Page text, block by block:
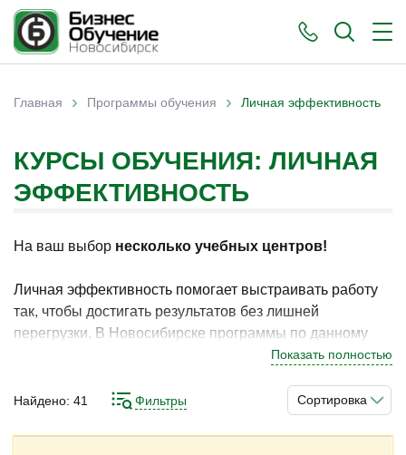
Главная › Программы обучения › Личная эффективность
КУРСЫ ОБУЧЕНИЯ: ЛИЧНАЯ
ЭФФЕКТИВНОСТЬ
На ваш выбор несколько учебных центров!
Личная эффективность помогает выстраивать работу
так, чтобы достигать результатов без лишней
перегрузки. В Новосибирске программы по данному
направлению востребованы у специалистов, которые
управление своими задачами. Грамотный подход
позволяет лучше контролировать рабочий процесс и
достигать поставленных целей.
Показать полностью
Сортировка
Найдено: 41 Фильтры